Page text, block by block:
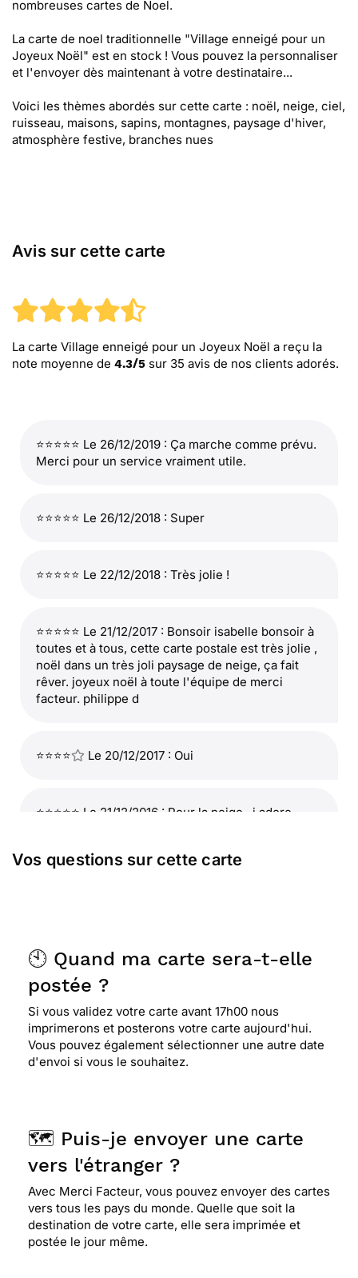
nombreuses cartes de Noel.
La carte de noel traditionnelle "Village enneigé pour un
Joyeux Noël" est en stock ! Vous pouvez la personnaliser
et l'envoyer dès maintenant à votre destinataire...
Voici les thèmes abordés sur cette carte : noël, neige, ciel,
ruisseau, maisons, sapins, montagnes, paysage d'hiver,
atmosphère festive, branches nues
Avis sur cette carte
La carte Village enneigé pour un Joyeux Noël a reçu la
note moyenne de 4.3/5 sur 35 avis de nos clients adorés.
⭐⭐⭐⭐⭐ Le 26/12/2019 : Ça marche comme prévu.
Merci pour un service vraiment utile.
⭐⭐⭐⭐⭐ Le 26/12/2018 : Super
⭐⭐⭐⭐⭐ Le 22/12/2018 : Très jolie !
⭐⭐⭐⭐⭐ Le 21/12/2017 : Bonsoir isabelle bonsoir à
toutes et à tous, cette carte postale est très jolie ,
noël dans un très joli paysage de neige, ça fait
rêver. joyeux noël à toute l'équipe de merci
facteur. philippe d
⭐⭐⭐⭐ Le 20/12/2017 : Oui
⭐⭐⭐⭐⭐ Le 21/12/2016 : Pour la neige . j adore
⭐⭐⭐⭐⭐ Le 24/02/2016 : J'aime ce paysage et
l'hiver.noël
⭐⭐⭐⭐
Le 21/12/2015 : elle est douce à regarder,
et parce que mon amie est native des pyrénées
certains adultes... mais rien n'est irréparable....
⭐⭐⭐⭐
Le 19/12/2015 : Pour la neige, un pied de
nez au changement climatique
Vos questions sur cette carte
🕙 Quand ma carte sera-t-elle
postée ?
Si vous validez votre carte avant 17h00 nous
imprimerons et posterons votre carte aujourd'hui.
Vous pouvez également sélectionner une autre date
d'envoi si vous le souhaitez.
🗺️ Puis-je envoyer une carte
vers l'étranger ?
Avec Merci Facteur, vous pouvez envoyer des cartes
vers tous les pays du monde. Quelle que soit la
destination de votre carte, elle sera imprimée et
postée le jour même.